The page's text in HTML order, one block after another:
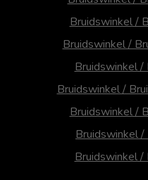
Bruidswinkel /
Bruidswinkel /
Bruidswinkel /
Bruidswinkel /
Bruidswinkel /
Bruidswinkel
Bruidswinkel /